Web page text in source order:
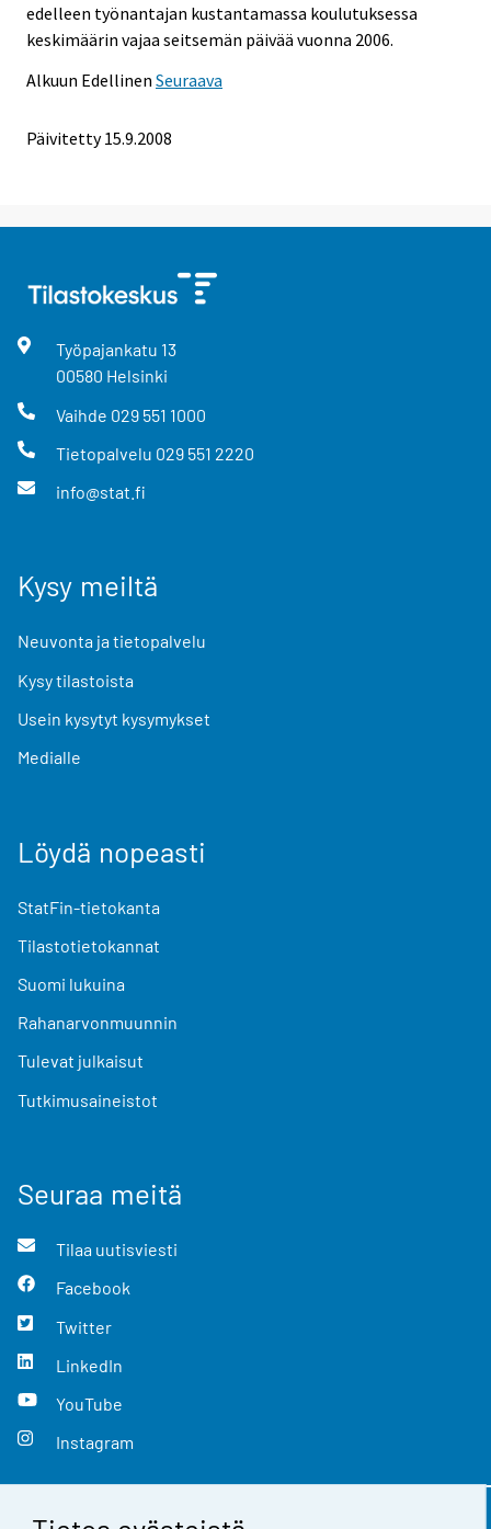
edelleen työnantajan kustantamassa koulutuksessa
keskimäärin vajaa seitsemän päivää vuonna 2006.
Alkuun Edellinen Seuraava
Päivitetty15.9.2008
Työpajankatu 13
00580 Helsinki
Vaihde 029 551 1000
Tietopalvelu 029 551 2220
info@stat.fi
Kysy meiltä
Neuvonta ja tietopalvelu
Kysy tilastoista
Usein kysytyt kysymykset
Medialle
Löydä nopeasti
StatFin-tietokanta
Tilastotietokannat
Suomi lukuina
Rahanarvonmuunnin
Tulevat julkaisut
Tutkimusaineistot
Seuraa meitä
Tilaa uutisviesti
Facebook
Twitter
LinkedIn
YouTube
Instagram